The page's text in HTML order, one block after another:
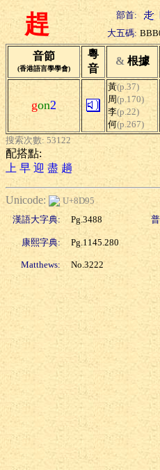
趕 部首:
大五碼:
音節
(香港語言學學會)
粵
音
& 根據
gon2
黃(p.37)
周(p.170)
李(p.22)
何(p.267)
搜索次數: 53122
配搭點:
上 早 迎 盡 趟
Unicode:
U+8D95
漢語大字典:
Pg.3488
康熙字典: Pg.1145.280
Matthews: No.3222